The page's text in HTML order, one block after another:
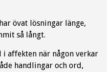
övat lösningar länge,
så långt.
i affekten när någon verkar
handlingar och ord,